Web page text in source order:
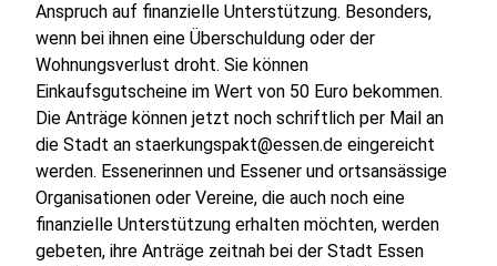
Anspruch auf finanzielle Unterstützung. Besonders,
wenn bei ihnen eine Überschuldung oder der
Wohnungsverlust droht. Sie können
Einkaufsgutscheine im Wert von 50 Euro bekommen.
Die Anträge können jetzt noch schriftlich per Mail an
die Stadt an staerkungspakt@essen.de eingereicht
werden. Essenerinnen und Essener und ortsansässige
Organisationen oder Vereine, die auch noch eine
finanzielle Unterstützung erhalten möchten, werden
gebeten, ihre Anträge zeitnah bei der Stadt Essen